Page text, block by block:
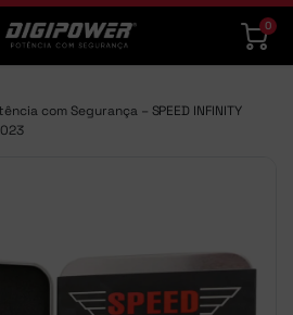
0
com Segurança – SPEED INFINITY